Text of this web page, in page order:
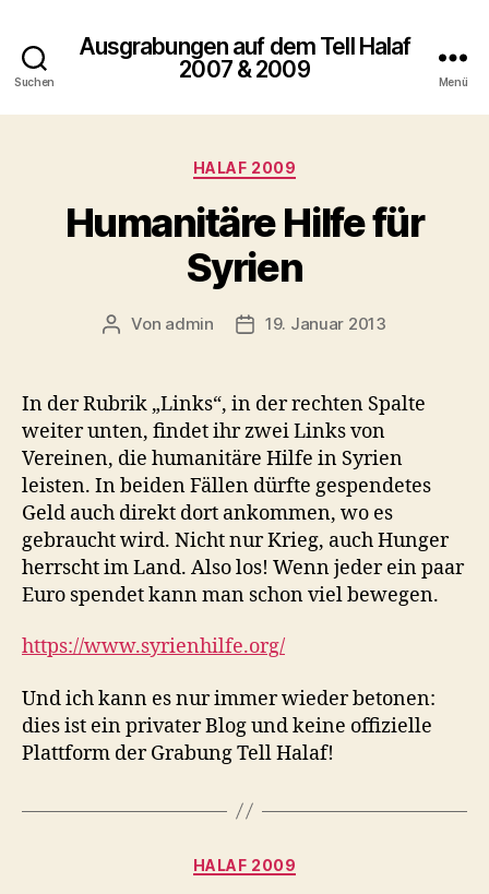
Suchen
Ausgrabungen auf dem Tell Halaf
2007 & 2009
Menü
Kategorien
HALAF 2009
Humanitäre Hilfe für
Syrien
Beitragsautor
Von admin Veröffentlichungsdatum
19. Januar 2013
In der Rubrik „Links“, in der rechten Spalte
weiter unten, findet ihr zwei Links von
Vereinen, die humanitäre Hilfe in Syrien
leisten. In beiden Fällen dürfte gespendetes
Geld auch direkt dort ankommen, wo es
gebraucht wird. Nicht nur Krieg, auch Hunger
herrscht im Land. Also los! Wenn jeder ein paar
Euro spendet kann man schon viel bewegen.
https://www.syrienhilfe.org/
Und ich kann es nur immer wieder betonen:
dies ist ein privater Blog und keine offizielle
Plattform der Grabung Tell Halaf!
Kategorien
HALAF 2009